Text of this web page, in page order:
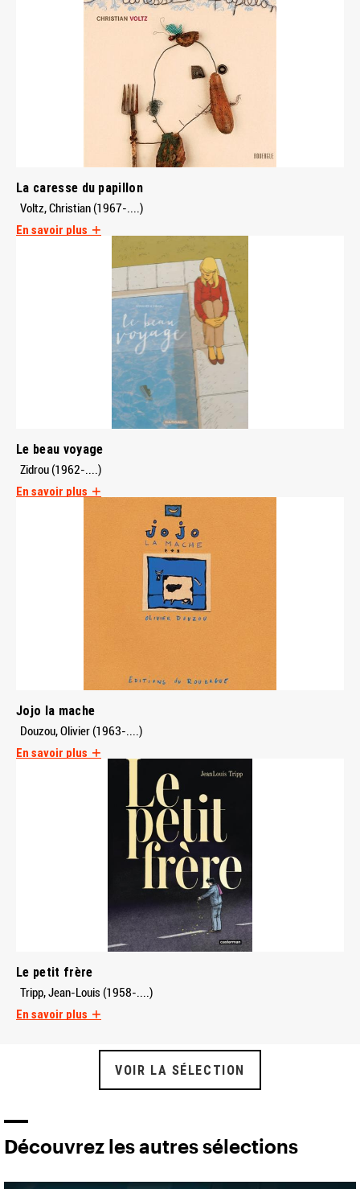
La caresse du papillon
Voltz, Christian (1967-....)
En savoir plus
Le beau voyage
Zidrou (1962-....)
En savoir plus
Jojo la mache
Douzou, Olivier (1963-....)
En savoir plus
Le petit frère
Tripp, Jean-Louis (1958-....)
En savoir plus
VOIR LA SÉLECTION
Découvrez les autres sélections